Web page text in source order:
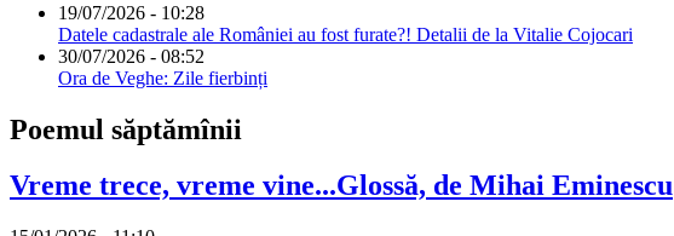
19/07/2026 - 10:28
Datele cadastrale ale României au fost furate?! Detalii de la Vitalie Cojocari
30/07/2026 - 08:52
Ora de Veghe: Zile fierbinți
Poemul săptămînii
Vreme trece, vreme vine...Glossă, de Mihai Eminescu